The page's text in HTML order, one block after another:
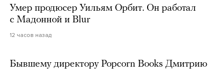
Умер продюсер Уильям Орбит. Он работал
с Мадонной и Blur
12 часов назад
Бывшему директору Popcorn Books Дмитрию